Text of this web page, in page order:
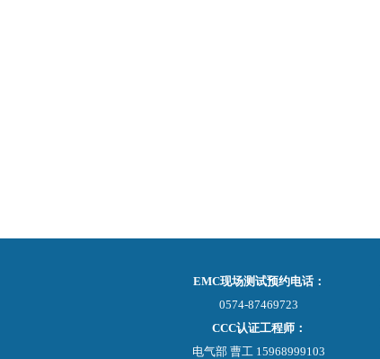
EMC现场测试预约电话：
0574-87469723
CCC认证工程师：
电气部 曹工 15968999103